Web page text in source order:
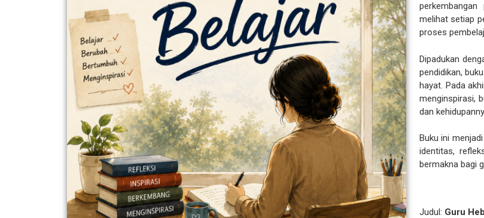
melihat setiap
proses
Dipadukan
pendidikan,
hayat. Pada
menginspirasi,
dan
Buku ini
identitas,
bermakna bagi
Judul: Guru